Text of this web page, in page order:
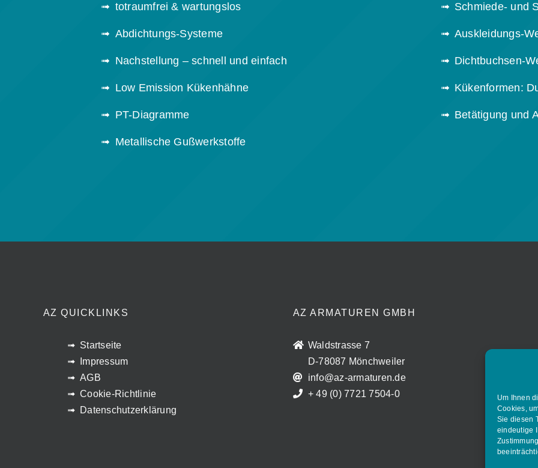
Um Ihnen
Cookies,
Sie diesen
eindeutige
totraumfrei & wartungslos
Abdichtungs-Systeme
Nachstellung – schnell und einfach
Low Emission Kükenhähne
PT-Diagramme
Metallische Gußwerkstoffe
Schmiede- und
Auskleidungs-
Dichtbuchsen-
Kükenformen:
Betätigung und
AZ QUICKLINKS
Startseite
Impressum
AGB
Cookie-Richtlinie
Datenschutzerklärung
AZ ARMATUREN GMBH
Waldstrasse 7
D-78087 Mönchweiler
info@az-armaturen.de
+ 49 (0) 7721 7504-0